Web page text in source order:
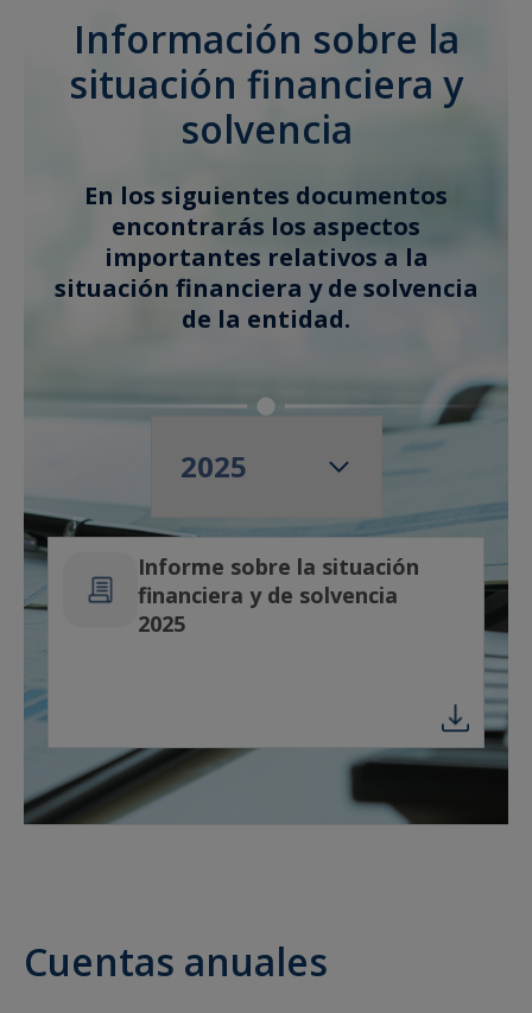
Información sobre la
situación financiera y
solvencia
En los siguientes documentos
encontrarás los aspectos
importantes relativos a la
situación financiera y de solvencia
de la entidad.
Informe sobre la situación
financiera y de solvencia
2025
Cuentas anuales